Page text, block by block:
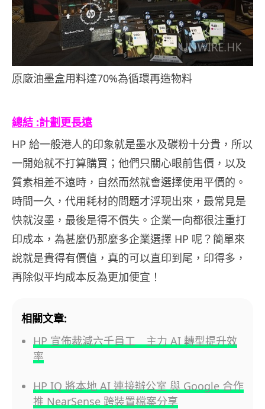
原廠油墨盒用料達70%為循環再造物料
總結 :計劃更長遠
HP 給一般港人的印象就是墨水及碳粉十分貴，所以
一開始就不打算購買；他們只關心眼前售價，以及
質素相差不遠時，自然而然就會選擇使用平價的。
時間一久，代用耗材的問題才浮現出來，最常見是
快就沒墨，最後是得不償失。企業一向都很注重打
印成本，為甚麼仍那麼多企業選擇 HP 呢？簡單來
說就是貴得有價值，真的可以直印到尾，印得多，
再除似平均成本反為更加便宜！
相關文章:
HP 宣佈裁減六千員工 主力 AI 轉型提升效
率
HP IQ 將本地 AI 連接辦公室 與 Google 合作
推 NearSense 跨裝置檔案分享